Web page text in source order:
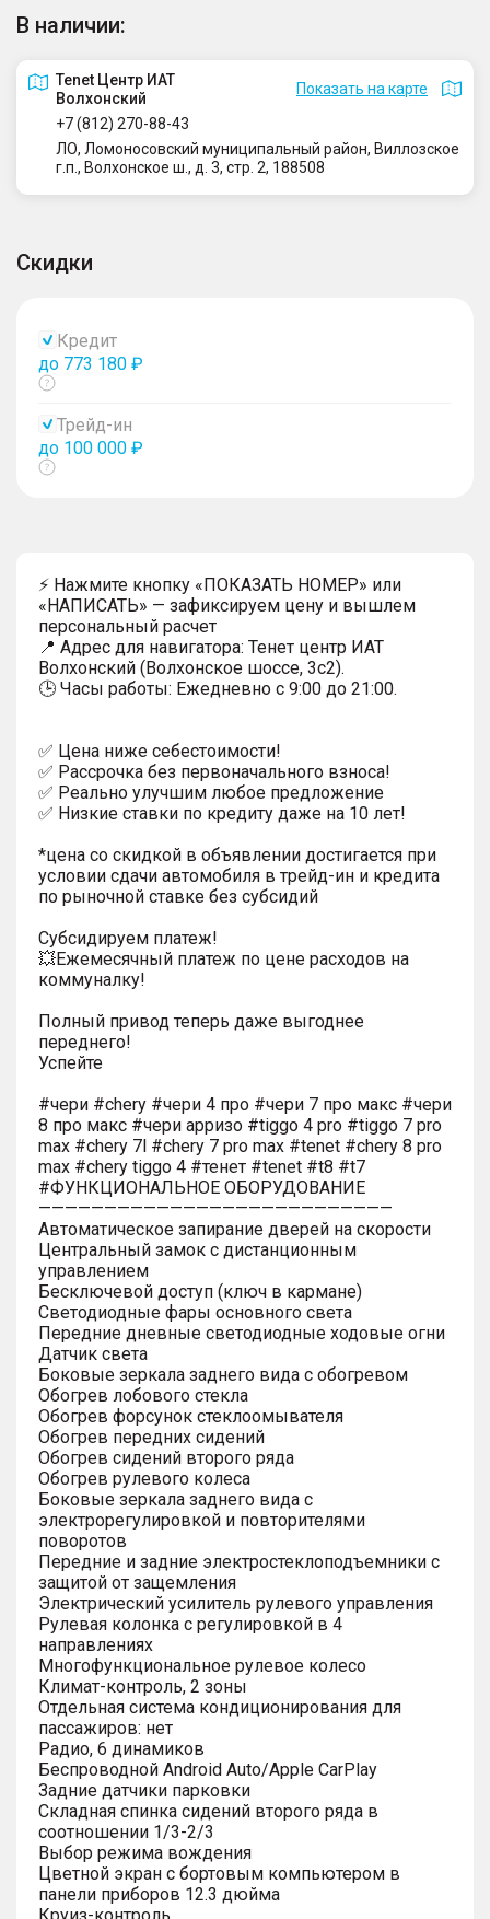
В наличии:
Tenet Центр ИАТ
Волхонский
Показать на карте
+7 (812) 270-88-43
ЛО, Ломоносовский муниципальный район, Виллозское
г.п., Волхонское ш., д. 3, стр. 2, 188508
Скидки
Кредит
до 773 180 ₽
Показать
Трейд-ин
до 100 000 ₽
Показать
⚡ Нажмите кнопку «ПОКАЗАТЬ НОМЕР» или
«НАПИСАТЬ» — зафиксируем цену и вышлем
персональный расчет
📍 Адрес для навигатора: Тенет центр ИАТ
Волхонский (Волхонское шоссе, 3с2).
🕒 Часы работы: Ежедневно с 9:00 до 21:00.
✅ Цена ниже себестоимости!
✅ Рассрочка без первоначального взноса!
✅ Реально улучшим любое предложение
✅ Низкие ставки по кредиту даже на 10 лет!
*цена со скидкой в объявлении достигается при
условии сдачи автомобиля в трейд-ин и кредита
по рыночной ставке без субсидий
Субсидируем платеж!
💥Ежемесячный платеж по цене расходов на
коммуналку!
Полный привод теперь даже выгоднее
переднего!
Успейте
#чери #chery #чери 4 про #чери 7 про макс #чери
8 про макс #чери арризо #tiggo 4 pro #tiggo 7 pro
max #chery 7l #chery 7 pro max #tenet #chery 8 pro
max #chery tiggo 4 #тенет #tenet #t8 #t7
#ФУНКЦИОНАЛЬНОЕ ОБОРУДОВАНИЕ
———————————————————————————
Автоматическое запирание дверей на скорости
Центральный замок с дистанционным
управлением
Бесключевой доступ (ключ в кармане)
Светодиодные фары основного света
Передние дневные светодиодные ходовые огни
Датчик света
Боковые зеркала заднего вида с обогревом
Обогрев лобового стекла
Обогрев форсунок стеклоомывателя
Обогрев передних сидений
Обогрев сидений второго ряда
Обогрев рулевого колеса
Боковые зеркала заднего вида с
электрорегулировкой и повторителями
поворотов
Передние и задние электростеклоподъемники с
защитой от защемления
Электрический усилитель рулевого управления
Рулевая колонка с регулировкой в 4
направлениях
Многофункциональное рулевое колесо
Климат-контроль, 2 зоны
Отдельная система кондиционирования для
пассажиров: нет
Радио, 6 динамиков
Беспроводной Android Auto/Apple CarPlay
Задние датчики парковки
Складная спинка сидений второго ряда в
соотношении 1/3-2/3
Выбор режима вождения
Цветной экран с бортовым компьютером в
панели приборов 12.3 дюйма
Круиз-контроль